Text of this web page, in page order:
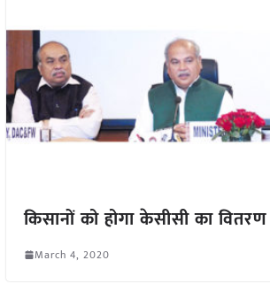
किसानों को होगा केसीसी का वितरण
March 4, 2020